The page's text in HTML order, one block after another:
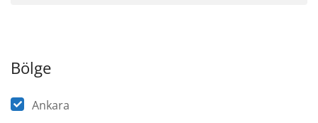
Bölge
Ankara